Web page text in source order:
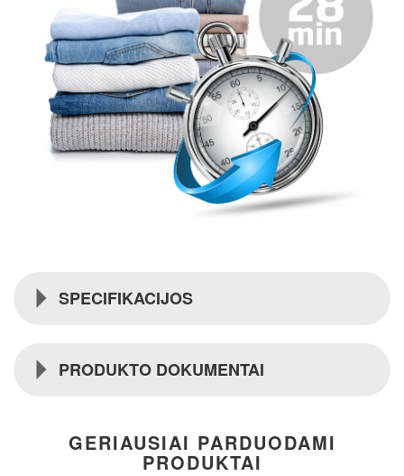
SPECIFIKACIJOS
PRODUKTO DOKUMENTAI
GERIAUSIAI PARDUODAMI
PRODUKTAI